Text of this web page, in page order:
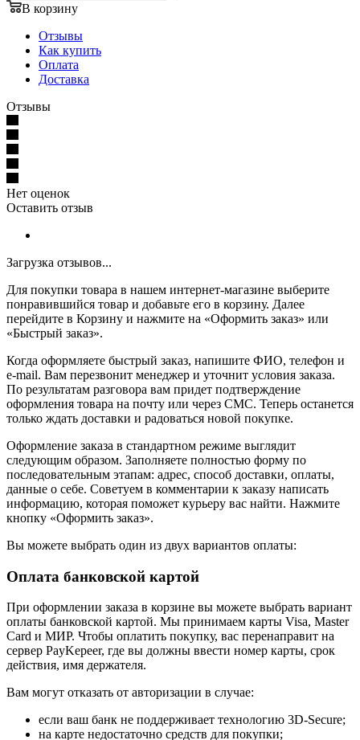
В корзину
Отзывы
Как купить
Оплата
Доставка
Отзывы
Нет оценок
Оставить отзыв
Загрузка отзывов...
Для покупки товара в нашем интернет-магазине выберите
понравившийся товар и добавьте его в корзину. Далее
перейдите в Корзину и нажмите на «Оформить заказ» или
«Быстрый заказ».
Когда оформляете быстрый заказ, напишите ФИО, телефон и
e-mail. Вам перезвонит менеджер и уточнит условия заказа.
По результатам разговора вам придет подтверждение
оформления товара на почту или через СМС. Теперь останется
только ждать доставки и радоваться новой покупке.
Оформление заказа в стандартном режиме выглядит
следующим образом. Заполняете полностью форму по
последовательным этапам: адрес, способ доставки, оплаты,
данные о себе. Советуем в комментарии к заказу написать
информацию, которая поможет курьеру вас найти. Нажмите
кнопку «Оформить заказ».
Вы можете выбрать один из двух вариантов оплаты:
Оплата банковской картой
При оформлении заказа в корзине вы можете выбрать вариант
оплаты банковской картой. Мы принимаем карты Visa, Master
Card и МИР. Чтобы оплатить покупку, вас перенаправит на
сервер PayKepeer, где вы должны ввести номер карты, срок
действия, имя держателя.
Вам могут отказать от авторизации в случае:
если ваш банк не поддерживает технологию 3D-Secure;
на карте недостаточно средств для покупки;